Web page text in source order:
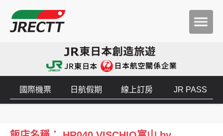
國際機票 日航假期 線上訂房 JR PASS